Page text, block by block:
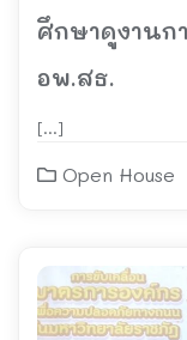
ศึกษาดูงาน
อพ.สธ.
[…]
Open House